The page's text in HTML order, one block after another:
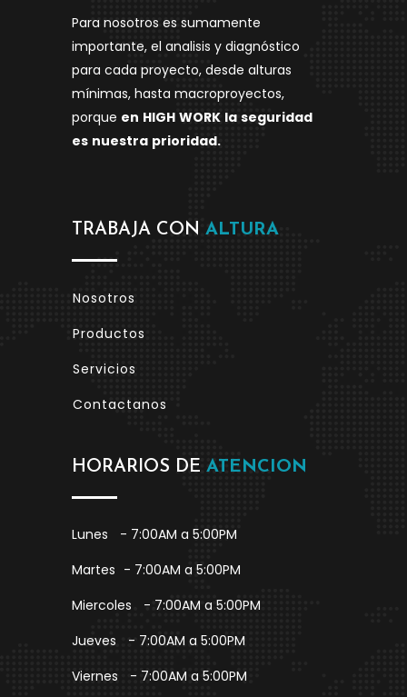
Para nosotros es sumamente
importante, el analisis y diagnóstico
para cada proyecto, desde alturas
mínimas, hasta macroproyectos,
porque en HIGH WORK la seguridad
es nuestra prioridad.
TRABAJA CON ALTURA
Nosotros
Productos
Servicios
Contactanos
HORARIOS DE ATENCION
Lunes
- 7:00AM a 5:00PM
Martes - 7:00AM a 5:00PM
Miercoles
- 7:00AM a 5:00PM
Jueves
- 7:00AM a 5:00PM
Viernes
- 7:00AM a 5:00PM